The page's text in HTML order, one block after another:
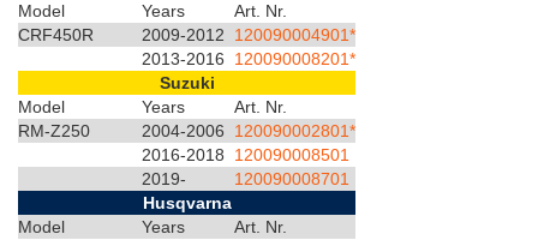
Model
Years
Art. Nr.
CRF450R
2009-2012
120090004901*
2013-2016
120090008201*
Suzuki
Model
Years
Art. Nr.
RM-Z250
2004-2006
120090002801*
2016-2018
120090008501
2019-
120090008701
Husqvarna
Model
Years
Art. Nr.